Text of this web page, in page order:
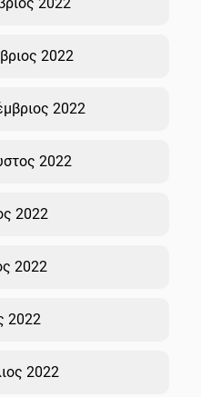
2022
2022
2022
2022
2022
2022
2022